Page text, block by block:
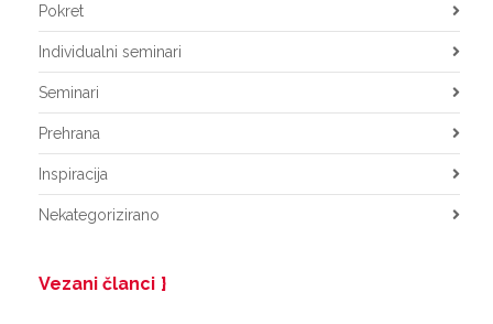
Pokret
Individualni seminari
Seminari
Prehrana
Inspiracija
Nekategorizirano
Vezani članci